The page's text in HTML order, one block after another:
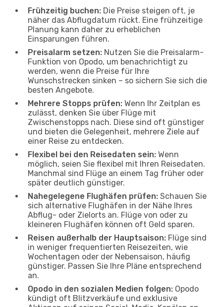
Frühzeitig buchen: Die Preise steigen oft, je
näher das Abflugdatum rückt. Eine frühzeitige
Planung kann daher zu erheblichen
Einsparungen führen.
Preisalarm setzen: Nutzen Sie die Preisalarm-
Funktion von Opodo, um benachrichtigt zu
werden, wenn die Preise für Ihre
Wunschstrecken sinken – so sichern Sie sich die
besten Angebote.
Mehrere Stopps prüfen: Wenn Ihr Zeitplan es
zulässt, denken Sie über Flüge mit
Zwischenstopps nach. Diese sind oft günstiger
und bieten die Gelegenheit, mehrere Ziele auf
einer Reise zu entdecken.
Flexibel bei den Reisedaten sein: Wenn
möglich, seien Sie flexibel mit Ihren Reisedaten.
Manchmal sind Flüge an einem Tag früher oder
später deutlich günstiger.
Nahegelegene Flughäfen prüfen: Schauen Sie
sich alternative Flughäfen in der Nähe Ihres
Abflug- oder Zielorts an. Flüge von oder zu
kleineren Flughäfen können oft Geld sparen.
Reisen außerhalb der Hauptsaison: Flüge sind
in weniger frequentierten Reisezeiten, wie
Wochentagen oder der Nebensaison, häufig
günstiger. Passen Sie Ihre Pläne entsprechend
an.
Opodo in den sozialen Medien folgen: Opodo
kündigt oft Blitzverkäufe und exklusive